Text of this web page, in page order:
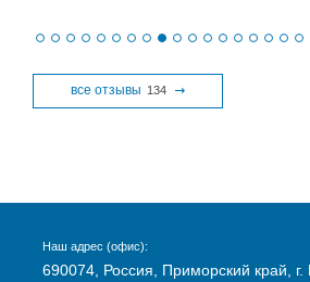
все отзывы 134
Наш адрес (офис):
690074, Россия, Приморский край, г.